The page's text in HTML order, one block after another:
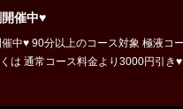
催中♥
ースへの変更5000
常コース料金より3000円引き♥ ご予約の際必ず